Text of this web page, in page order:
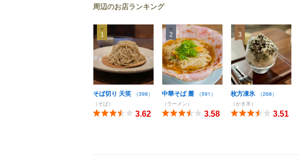
周辺のお店ランキング
1
そば切り 天笑
（398）
（そば）
3.62
2
中華そば 麓
（591）
（ラーメン）
3.58
3
枚方凍氷
（268）
（かき氷）
3.51